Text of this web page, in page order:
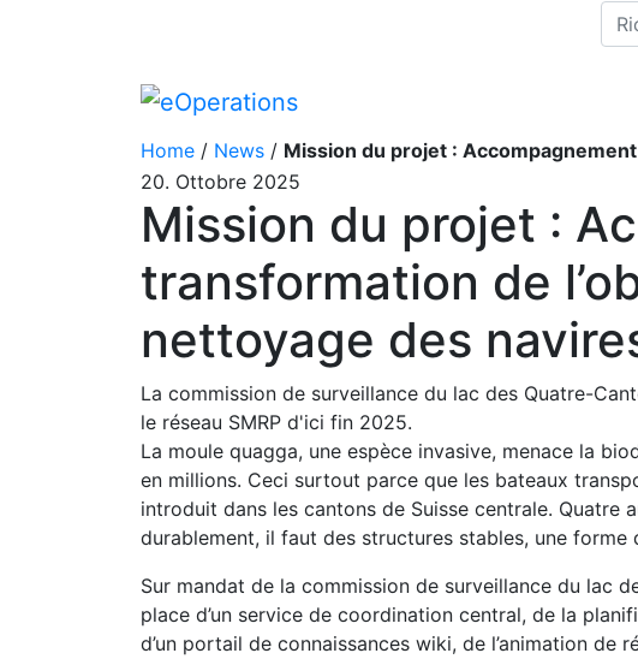
Home / News / Mission du projet : Accompagnement de la transformation de l’obligation de
20. Ottobre 2025
Mission du projet :
transformation de
nettoyage des
La commission de surveillance du lac des Quatre-
le réseau SMRP d'ici fin 2025.
La moule quagga, une espèce invasive, menace la
en millions. Ceci surtout parce que les bateaux
introduit dans les cantons de Suisse centrale. Quatre
durablement, il faut des structures stables, une
Sur mandat de la commission de surveillance du lac
place d’un service de coordination central, de la
d’un portail de connaissances wiki, de l’animation